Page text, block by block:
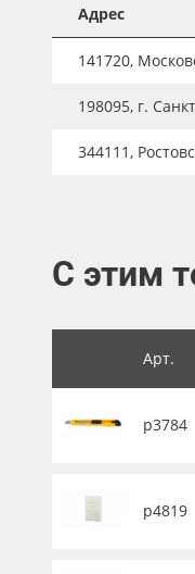
Плёнка
ПЭТ
ПЭТ бэклит
Заготовки
Адрес
141720,
198095, г.
344111,
С этим
Арт.
р3784
р4819